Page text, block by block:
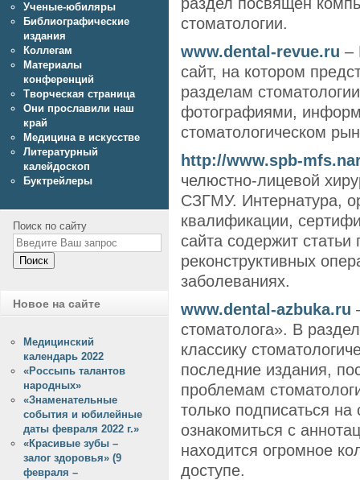
стоматологии.
www.dental-revue.ru –
сайт, на котором
разделам
фотографиями,
стоматологическом
http://www.spb-
челюстно-лицевой
СЗГМУ. Интернатура,
квалификации,
сайта содержит
реконструктивных
заболеваниях.
www.dental-azbuka.ru
стоматолога». В
классику
последние издания,
проблемам
только подписаться
ознакомиться с
находится огромное
доступе.
Ученые-юбиляры
Библиографические
издания
Коллегам
Материалы
конференций
Творческая страница
Они прославили наш
край
Медицина в искусстве
Литературный
калейдоскоп
Буктрейлеры
Поиск по сайту
Поиск
Новое на сайте
Медицинский
календарь 2022
«Россыпь талантов
народных»
«Знаменательные
события и юбилейные
даты февраля 2022 г.»
«Красивые зубы –
залог здоровья» (9
февраля –